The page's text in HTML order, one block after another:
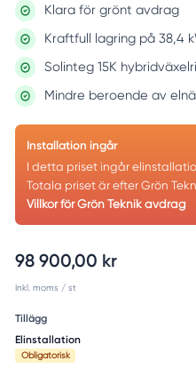
Klara för grönt avdrag
Kraftfull lagring på 38,4
Solinteg 15K
Mindre beroende av
Installation ingår
I detta priset ingår
Totala priset är efter Grön
Villkor för Grön Teknik avdrag
98 900,00 kr
Inkl. moms / st
Tillägg
Elinstallation
Obligatorisk